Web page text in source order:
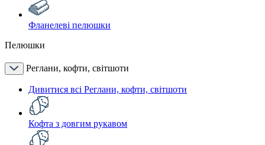
Фланелеві пелюшки
Пелюшки
Реглани, кофти, світшоти
Дивитися всі Реглани, кофти, світшоти
Кофта з довгим рукавом